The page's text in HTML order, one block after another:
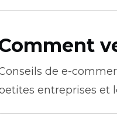
de e-
entreprises et